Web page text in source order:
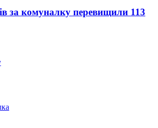
за комуналку перевищили 113